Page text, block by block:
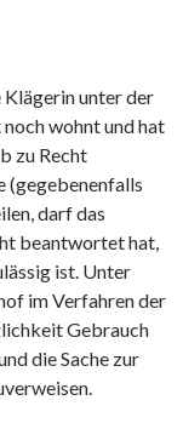
Klägerin unter der
wohnt und hat
zu Recht
(gegebenenfalls
darf das
beantwortet hat,
ist. Unter
im Verfahren der
Gebrauch
die Sache zur